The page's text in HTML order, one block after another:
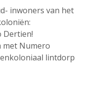
inwoners van het
Dertien!
met Numero
lintdorp